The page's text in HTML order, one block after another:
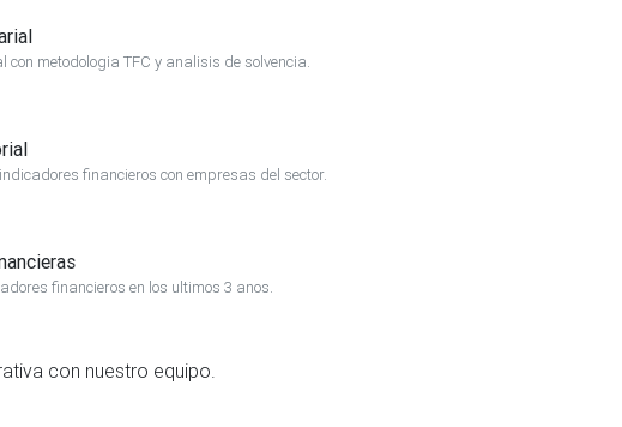
con metodologia TFC y analisis de solvencia.
financieros con empresas del sector.
financieros en los ultimos 3 anos.
con nuestro equipo.